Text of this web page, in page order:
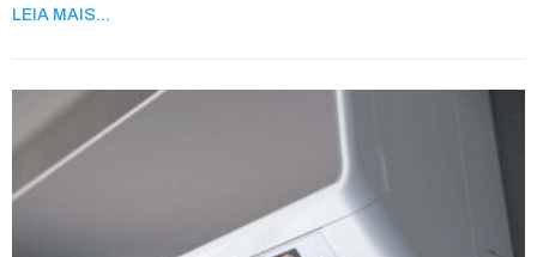
LEIA MAIS...